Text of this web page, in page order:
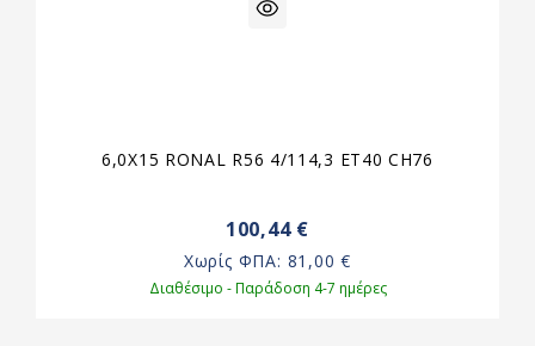
6,0X15 RONAL R56 4/114,3 ET40 CH76
100,44 €
Χωρίς ΦΠΑ: 81,00 €
Διαθέσιμο - Παράδοση 4-7 ημέρες